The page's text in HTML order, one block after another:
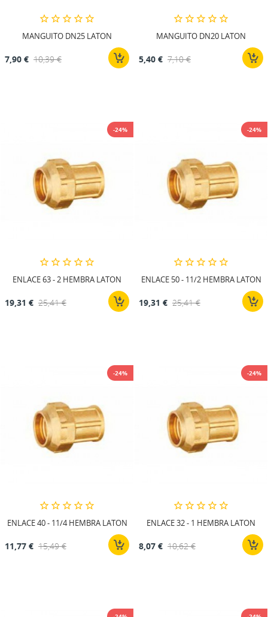
MANGUITO DN25 LATON
7,90 € 10,39 €
MANGUITO DN20 LATON
5,40 € 7,10 €
-24%
ENLACE 63 - 2 HEMBRA LATON
19,31 € 25,41 €
-24%
ENLACE 50 - 11/2 HEMBRA LATON
19,31 € 25,41 €
-24%
ENLACE 40 - 11/4 HEMBRA LATON
11,77 € 15,49 €
-24%
ENLACE 32 - 1 HEMBRA LATON
8,07 € 10,62 €